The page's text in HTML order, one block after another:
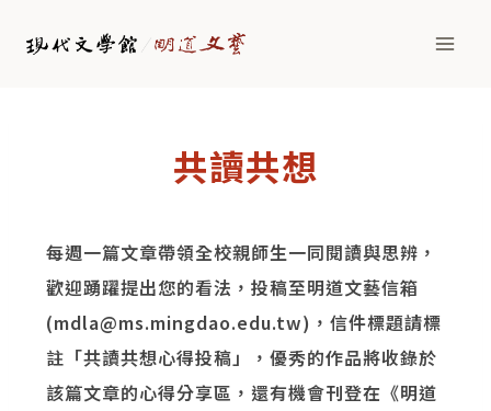
共讀共想
每週一篇文章帶領全校親師生一同閱讀與思辨，
歡迎踴躍提出您的看法，投稿至明道文藝信箱
(mdla@ms.mingdao.edu.tw)，信件標題請標
註「共讀共想心得投稿」，優秀的作品將收錄於
該篇文章的心得分享區，還有機會刊登在《明道